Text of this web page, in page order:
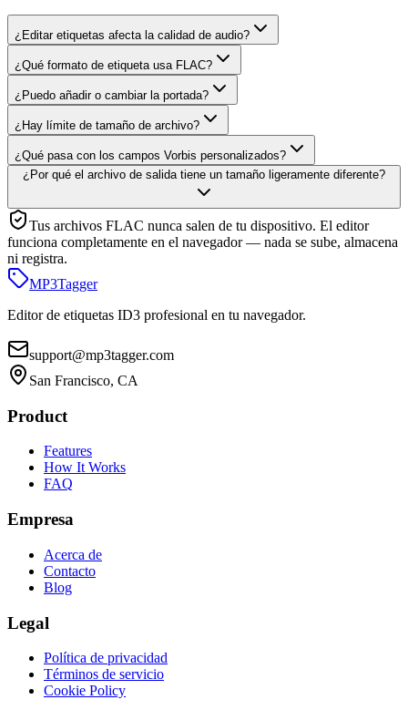
¿Editar etiquetas afecta la calidad de audio?
¿Qué formato de etiqueta usa FLAC?
¿Puedo añadir o cambiar la portada?
¿Hay límite de tamaño de archivo?
¿Qué pasa con los campos Vorbis personalizados?
¿Por qué el archivo de salida tiene un tamaño ligeramente diferente?
Tus archivos FLAC nunca salen de tu dispositivo. El editor
funciona completamente en el navegador — nada se sube, almacena
ni registra.
MP3Tagger
Editor de etiquetas ID3 profesional en tu navegador.
support@mp3tagger.com
San Francisco, CA
Product
Features
How It Works
FAQ
Empresa
Acerca de
Contacto
Blog
Legal
Política de privacidad
Términos de servicio
Cookie Policy